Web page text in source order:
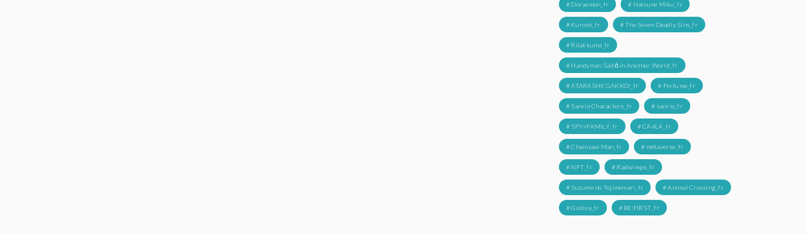
# Doraemon_fr # Hatsune Miku_fr
# Kuromi_fr # The Seven Deadly Sins_fr
# Rilakkuma_fr
# Handyman Saitō in Another World_fr
# ATARASHII GAKKO!_fr # Perfume_fr
# Sanrio Characters_fr # sanrio_fr
# SPY×FAMILY_fr # CA4LA_fr
# Chainsaw Man_fr # métaverse_fr
# NFT_fr # Radwimps_fr
# Suzume no Tojimemari_fr # Animal Crossing_fr
# Godiva_fr # BE:FIRST_fr